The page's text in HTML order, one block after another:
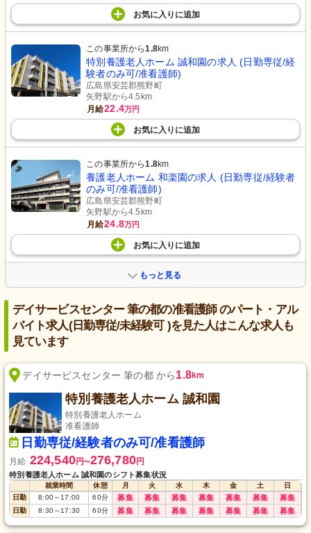
お気に入り に追加
この事業所から1.8km
特別養護老人ホーム 誠和園の求人 (日勤専従/経
験者のみ可/准看護師)
広島県安芸郡熊野町
矢野駅から4.5km
月給22.4万円
お気に入り に追加
この事業所から1.8km
養護老人ホーム 和楽園の求人 (日勤専従/経験者
のみ可/准看護師)
広島県安芸郡熊野町
矢野駅から4.5km
月給24.8万円
お気に入り に追加
もっと見る
デイサービスセンター 筆の都の准看護師 のパート・アル
バイト求人(日勤専従/未経験可 )を見た人はこんな求人も
見ています
デイサービスセンター 筆の都 から1.8km
特別養護老人ホーム 誠和園
特別養護老人ホーム
准看護師
日勤専従/経験者のみ可/准看護師
月給 224,540円〜276,780円
特別養護老人ホーム 誠和園のシフト募集状況
就業時間 休憩 月 火 水 木 金 土
日
日勤
8:00～17:00 60分 募集 募集 募集 募集 募集 募集 募集
日勤 8:30～17:30 60分 募集 募集 募集 募集 募集 募集 募集